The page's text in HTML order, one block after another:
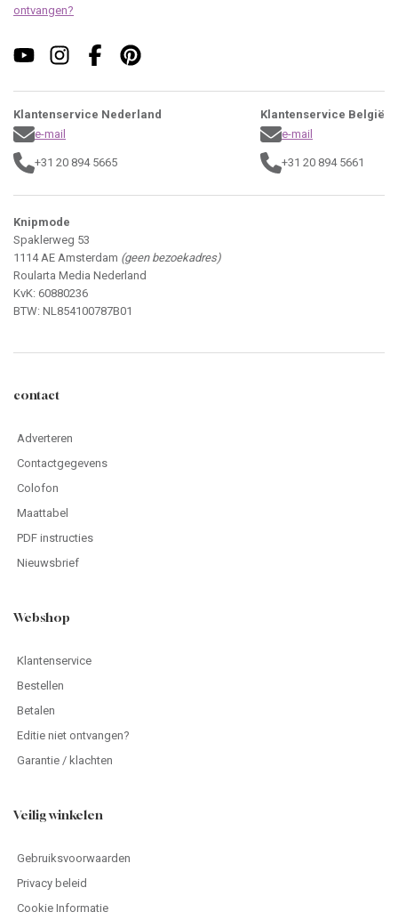
ontvangen?
Klantenservice Nederland
e-mail
+31 20 894 5665
Klantenservice België
e-mail
+31 20 894 5661
Knipmode
Spaklerweg 53
1114 AE Amsterdam (geen bezoekadres)
Roularta Media Nederland
KvK: 60880236
BTW: NL854100787B01
contact
Adverteren
Contactgegevens
Colofon
Maattabel
PDF instructies
Nieuwsbrief
Webshop
Klantenservice
Bestellen
Betalen
Editie niet ontvangen?
Garantie / klachten
Veilig winkelen
Gebruiksvoorwaarden
Privacy beleid
Cookie Informatie